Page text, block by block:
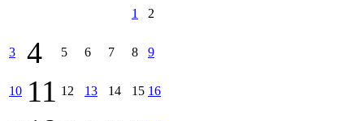
1 2
3 4 5 6 7 8 9
10 11 12 13 14 15 16